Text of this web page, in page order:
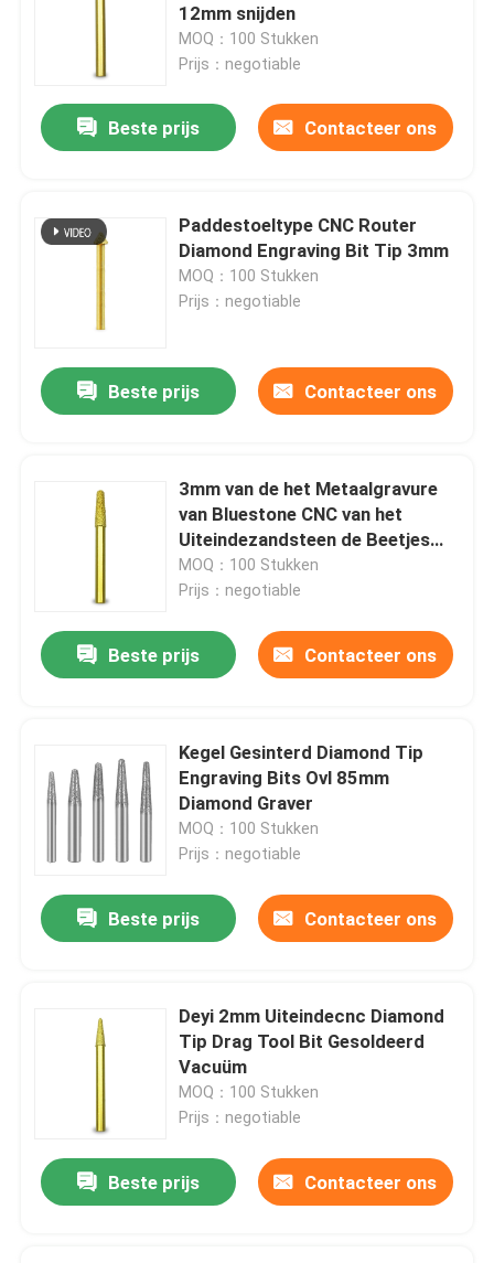
12mm snijden
MOQ：100 Stukken
Prijs：negotiable
Beste prijs Contacteer ons
Paddestoeltype CNC Router
Diamond Engraving Bit Tip 3mm
MOQ：100 Stukken
Prijs：negotiable
Beste prijs Contacteer ons
3mm van de het Metaalgravure
van Bluestone CNC van het
Uiteindezandsteen de Beetjes
Cel 50mm
MOQ：100 Stukken
Prijs：negotiable
Beste prijs Contacteer ons
Kegel Gesinterd Diamond Tip
Engraving Bits Ovl 85mm
Diamond Graver
MOQ：100 Stukken
Prijs：negotiable
Beste prijs Contacteer ons
Deyi 2mm Uiteindecnc Diamond
Tip Drag Tool Bit Gesoldeerd
Vacuüm
MOQ：100 Stukken
Prijs：negotiable
Beste prijs Contacteer ons